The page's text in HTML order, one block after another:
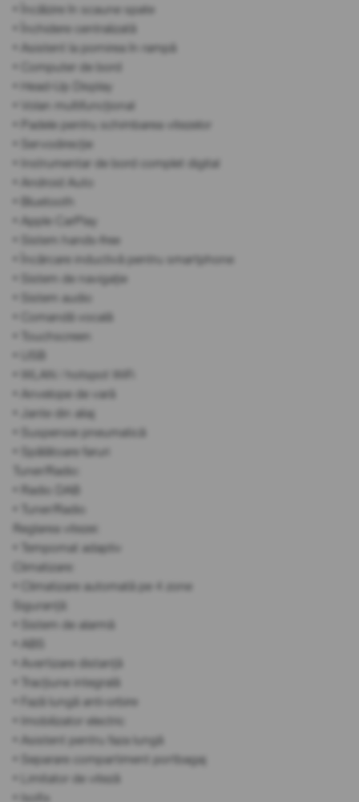
• Încălzire în scaune spate
• Închidere centralizată
• Asistent la pornirea în rampă
• Computer de bord
• Head-Up Display
• Volan multifuncțional
• Padele pentru schimbarea vitezelor
• Servodirecție
• Instrumentar de bord complet digital
• Android Auto
• Bluetooth
• Apple CarPlay
• Sistem hands-free
• Încărcare inductivă pentru smartphone
• Sistem de navigație
• Sistem audio
• Comandă vocală
• Touchscreen
• WLAN / hotspot WiFi
• Anvelope de vară
• Jante din aliaj
• Suspensie pneumatică
• Spălătoare faruri
Tuner/Radio:
• Radio DAB
• Tuner/Radio
Reglarea vitezei:
• Tempomat adaptiv
Climatizare:
• Climatizare automată pe 4 zone
Siguranță:
• Sistem de alarmă
• ABS
• Avertizare distanță
• Tracțiune integrală
• Fază lungă anti-orbire
• Imobilizator electric
• Asistent pentru faza lungă
• Separare compartiment portbagaj
• Limitator de viteză
• Isofix